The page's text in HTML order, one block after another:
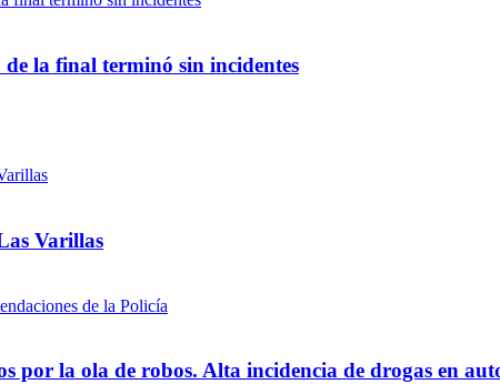
la final terminó sin incidentes
Varillas
por la ola de robos. Alta incidencia de drogas en